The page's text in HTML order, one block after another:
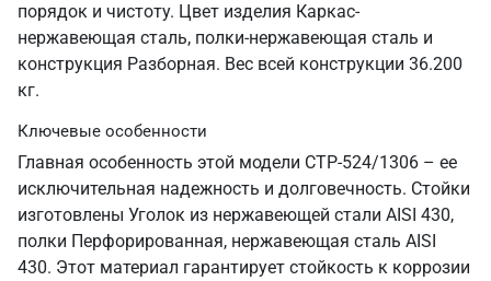
порядок и чистоту. Цвет изделия Каркас-
нержавеющая сталь, полки-нержавеющая сталь и
конструкция Разборная. Вес всей конструкции 36.200
кг.
Ключевые особенности
Главная особенность этой модели СТР-524/1306 – ее
исключительная надежность и долговечность. Стойки
изготовлены Уголок из нержавеющей стали AISI 430,
полки Перфорированная, нержавеющая сталь AISI
430. Этот материал гарантирует стойкость к коррозии